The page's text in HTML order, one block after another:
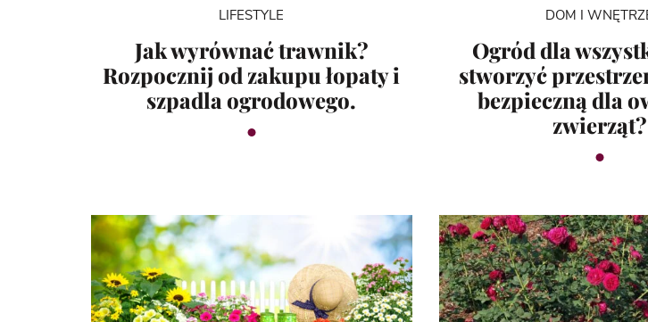
LIFESTYLE
Jak wyrównać trawnik?
Rozpocznij od zakupu łopaty i
szpadla ogrodowego.
DOM I
Ogród dla
stworzyć
bezpieczną dla
zwierząt?